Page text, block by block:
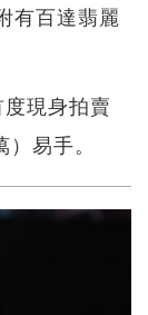
有百達翡麗
現身拍賣
易手。